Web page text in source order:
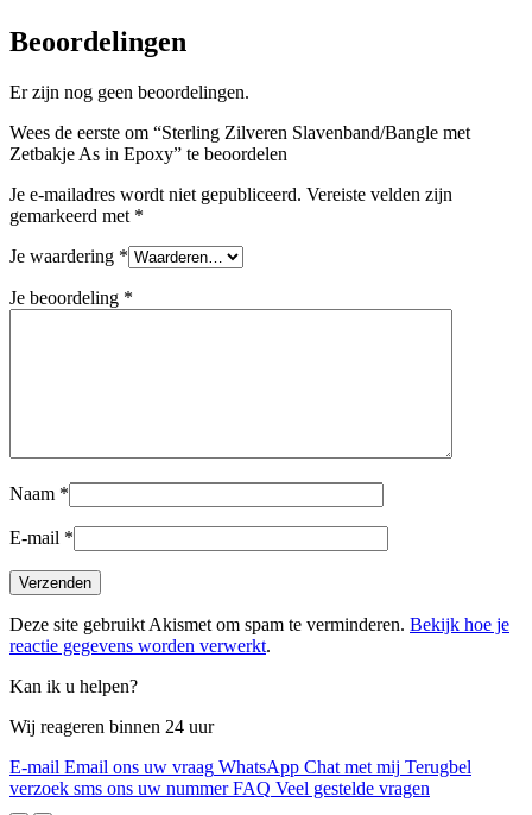
Beoordelingen
Er zijn nog geen beoordelingen.
Wees de eerste om “Sterling Zilveren Slavenband/Bangle met
Zetbakje As in Epoxy” te beoordelen
Je e-mailadres wordt niet gepubliceerd. Vereiste velden zijn
gemarkeerd met *
Je waardering *
Je beoordeling *
Naam *
E-mail *
Deze site gebruikt Akismet om spam te verminderen. Bekijk hoe je
reactie gegevens worden verwerkt.
Kan ik u helpen?
Wij reageren binnen 24 uur
E-mail Email ons uw vraag WhatsApp Chat met mij Terugbel
verzoek sms ons uw nummer FAQ Veel gestelde vragen